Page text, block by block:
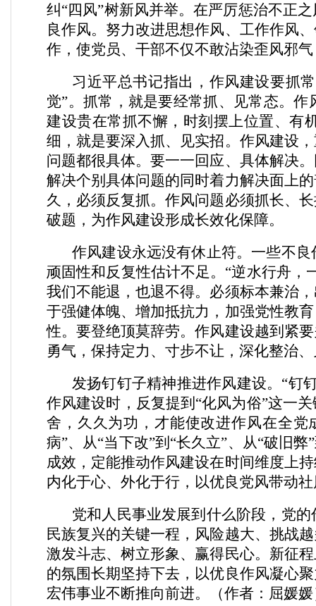
纠“四风”树新风并举。在严厉惩治不正
良作风。努力改进思想作风、工作作风
作，使党员、干部不仅不敢沾染歪风邪
习近平总书记指出，作风建设要抓
觉”。抓常，就是要经常抓、见常态。
建设贵在常抓不懈，时刻摆上位置、有
细，就是要深入抓、见实招。作风建设
问题都很具体。要一一回应、具体解决
解决个别具体问题的同时着力解决面上
久，必须反复抓。作风问题必须抓长、
破题，为作风建设形成长效化保障。
作风建设永远没有休止符。一些不
顽固性和反复性估计不足。“逆水行舟，
我们不能退，也退不得。必须标本兼治
于强健体魄、增加抵抗力，加强党性教
性。要登绝顶莫辞劳。作风建设越到紧
勇气，保持定力、寸步不让，深化整治
发扬钉钉子精神推进作风建设。“钉
作风建设时，反复提到“化风为俗”这一
舍，久久为功，才能使改进作风在全党
病”、从“当下改”到“长久立”、从“破旧
成效，定能推动作风建设在时间维度上
内化于心、外化于行，以优良党风带动
党和人民事业发展到什么阶段，党
民族复兴的关键一程，风险越大、挑战
激发斗志、树立形象、赢得民心。新征
的氛围长期坚持下去，以优良作风凝心
宏伟事业不断推向前进。（作者：屈媛